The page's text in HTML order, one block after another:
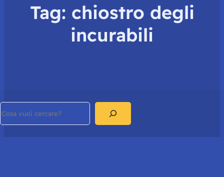
Tag: chiostro degli
incurabili